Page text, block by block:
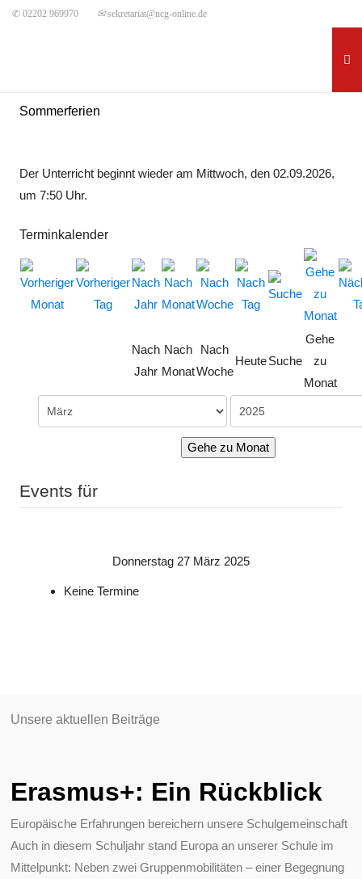
✆ 02202 969970 ✉sekretariat@ncg-online.de
Sommerferien
Der Unterricht beginnt wieder am Mittwoch, den 02.09.2026,
um 7:50 Uhr.
Terminkalender
Nach
Jahr
Nach
Monat
Nach
Woche
HeuteSuche
Gehe
zu
Monat
Gehe zu Monat
Events für
Donnerstag 27 März 2025
Keine Termine
Unsere aktuellen Beiträge
Erasmus+: Ein Rückblick
Europäische Erfahrungen bereichern unsere Schulgemeinschaft
Auch in diesem Schuljahr stand Europa an unserer Schule im
Mittelpunkt: Neben zwei Gruppenmobilitäten – einer Begegnung